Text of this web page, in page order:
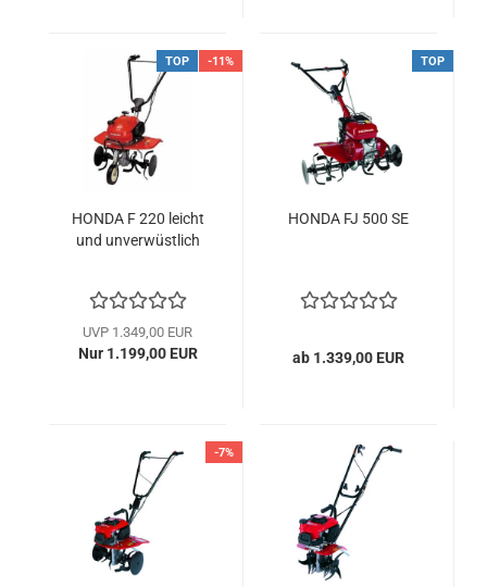
TOP -11%
HONDA F 220 leicht
und un­ver­wüst­lich
UVP 1.349,00 EUR
Nur 1.199,00 EUR
TOP
HONDA FJ 500 SE
ab 1.339,00 EUR
-7%